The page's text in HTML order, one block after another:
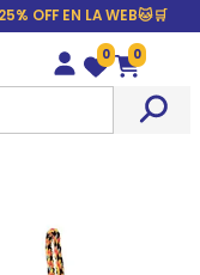
OFF EN LA WEB🐱🛒
Wishlist
0
Carrito
0